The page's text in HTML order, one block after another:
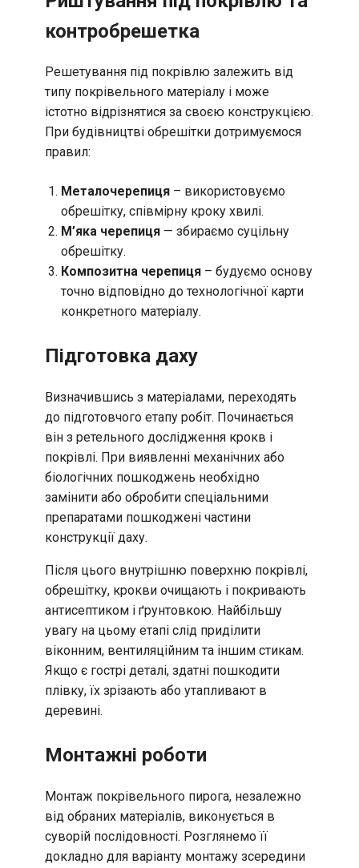
контробрешетка
Решетування під покрівлю залежить від
типу покрівельного матеріалу і може
істотно відрізнятися за своєю конструкцією.
При будівництві обрешітки дотримуємося
правил:
Металочерепиця – використовуємо
обрешітку, співмірну кроку хвилі.
М’яка черепиця — збираємо суцільну
обрешітку.
Композитна черепиця – будуємо основу
точно відповідно до технологічної карти
конкретного матеріалу.
Підготовка даху
Визначившись з матеріалами, переходять
до підготовчого етапу робіт. Починається
він з ретельного дослідження крокв і
покрівлі. При виявленні механічних або
біологічних пошкоджень необхідно
замінити або обробити спеціальними
препаратами пошкоджені частини
конструкції даху.
Після цього внутрішню поверхню покрівлі,
обрешітку, крокви очищають і покривають
антисептиком і ґрунтовкою. Найбільшу
увагу на цьому етапі слід приділити
віконним, вентиляційним та іншим стикам.
Якщо є гострі деталі, здатні пошкодити
плівку, їх зрізають або утапливают в
деревині.
Монтажні роботи
Монтаж покрівельного пирога, незалежно
від обраних матеріалів, виконується в
суворій послідовності. Розглянемо її
докладно для варіанту монтажу зсередини